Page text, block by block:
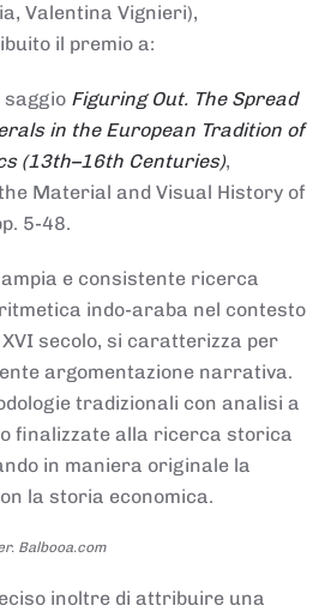
Valentina Vignieri),
il premio a:
saggio Figuring Out. The Spread
in the European Tradition of
(13th–16th Centuries),
Material and Visual History of
5-48.
e consistente ricerca
indo-araba nel contesto
secolo, si caratterizza per
argomentazione narrativa.
tradizionali con analisi a
finalizzate alla ricerca storica
in maniera originale la
la storia economica.
Balbooa.com
inoltre di attribuire una